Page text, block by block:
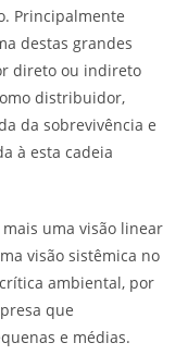
Principalmente
destas grandes
direto ou indireto
distribuidor,
da sobrevivência e
à esta cadeia
uma visão linear
visão sistêmica no
ambiental, por
que
e médias.